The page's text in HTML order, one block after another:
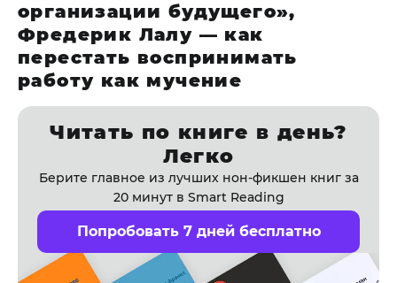
организации будущего»,
Фредерик Лалу — как
перестать воспринимать
работу как мучение
Читать по книге в день?
Легко
Берите главное из лучших нон-фикшен книг за
20 минут в Smart Reading
Попробовать 7 дней бесплатно